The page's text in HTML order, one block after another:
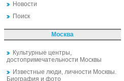
Новости
Поиск
Москва
Культурные центры,
достопримечательности Москвы
Известные люди, личности Москвы.
Биография и фото